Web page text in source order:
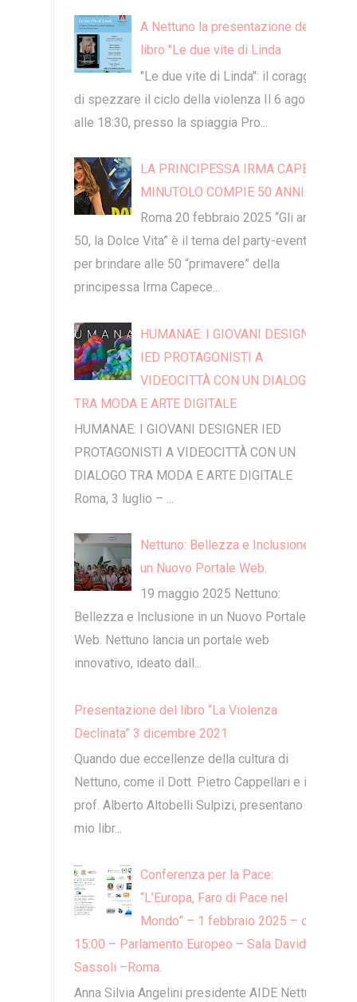
A Nettuno la presentazione del
libro "Le due vite di Linda
"Le due vite di Linda": il coraggio
di spezzare il ciclo della violenza Il 6 agosto
alle 18:30, presso la spiaggia Pro...
LA PRINCIPESSA IRMA CAPECE
MINUTOLO COMPIE 50 ANNI
Roma 20 febbraio 2025 “Gli anni
50, la Dolce Vita” è il tema del party-evento
per brindare alle 50 “primavere” della
principessa Irma Capece...
HUMANAE: I GIOVANI DESIGNER
IED PROTAGONISTI A
VIDEOCITTÀ CON UN DIALOGO
TRA MODA E ARTE DIGITALE
HUMANAE: I GIOVANI DESIGNER IED
PROTAGONISTI A VIDEOCITTÀ CON UN
DIALOGO TRA MODA E ARTE DIGITALE
Roma, 3 luglio – ...
Nettuno: Bellezza e Inclusione in
un Nuovo Portale Web.
19 maggio 2025 Nettuno:
Bellezza e Inclusione in un Nuovo Portale
Web. Nettuno lancia un portale web
innovativo, ideato dall...
Presentazione del libro “La Violenza
Declinata” 3 dicembre 2021
Quando due eccellenze della cultura di
Nettuno, come il Dott. Pietro Cappellari e il
prof. Alberto Altobelli Sulpizi, presentano il
mio libr...
Conferenza per la Pace:
“L’Europa, Faro di Pace nel
Mondo” – 1 febbraio 2025 – ore
15:00 – Parlamento Europeo – Sala David
Sassoli –Roma.
Anna Silvia Angelini presidente AIDE Nettuno